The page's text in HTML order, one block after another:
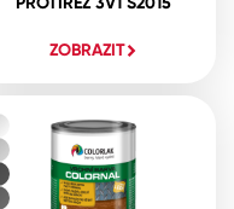
ZOBRAZIT